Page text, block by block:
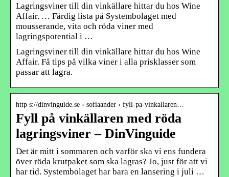
Lagringsviner till din vinkällare hittar du hos Wine
Affair. … Färdig lista på Systembolaget med
mousserande, vita och röda viner med
lagringspotential i …
Lagringsviner till din vinkällare hittar du hos Wine
Affair. Få tips på vilka viner i alla prisklasser som
passar att lagra.
http s://dinvinguide.se › sofiaander › fyll-pa-vinkallaren…
Fyll på vinkällaren med röda
lagringsviner – DinVinguide
Det är mitt i sommaren och varför ska vi ens fundera
över röda krutpaket som ska lagras? Jo, just för att vi
har tid. Systembolaget har bara en lansering i juli …